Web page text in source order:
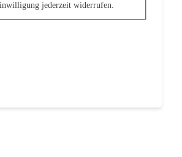
jederzeit widerrufen.